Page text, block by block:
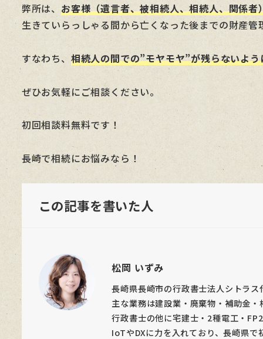
弊所は、 お客様（遺言者、被相続人、相続人、関係
生きていらっしゃる間から亡くなった後までの財産
すなわち、 相続人の間での”モヤモヤ”が残らないよ
ぜひお気軽にご相談ください。
初回相談料無料です！
長崎で相続にお悩みなら！
この記事を書いた人
松岡 いずみ
長崎県長崎市の行政書士法人シトラス
主な業務は建設業・廃棄物・補助金
行政書士の他に宅建士・2種電工・
IoTやDXに力を入れており、長崎県で